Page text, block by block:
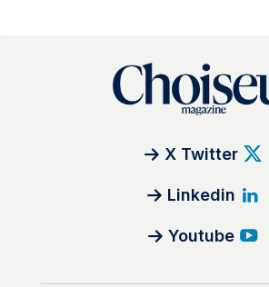
X Twitter
Linkedin
Youtube